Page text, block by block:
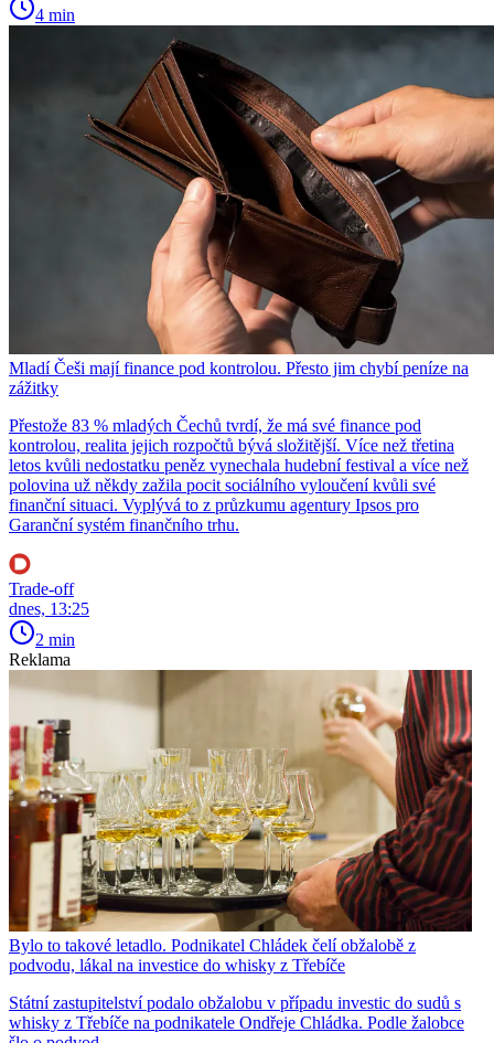
4 min
Mladí Češi mají finance pod kontrolou. Přesto jim chybí peníze na
zážitky
Přestože 83 % mladých Čechů tvrdí, že má své finance pod
kontrolou, realita jejich rozpočtů bývá složitější. Více než třetina
letos kvůli nedostatku peněz vynechala hudební festival a více než
polovina už někdy zažila pocit sociálního vyloučení kvůli své
finanční situaci. Vyplývá to z průzkumu agentury Ipsos pro
Garanční systém finančního trhu.
Trade-off
dnes, 13:25
2 min
Reklama
Bylo to takové letadlo. Podnikatel Chládek čelí obžalobě z
podvodu, lákal na investice do whisky z Třebíče
Státní zastupitelství podalo obžalobu v případu investic do sudů s
whisky z Třebíče na podnikatele Ondřeje Chládka. Podle žalobce